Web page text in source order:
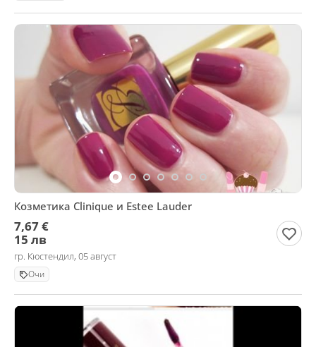
Козметика Clinique и Estee Lauder
7,67 €
15 лв
гр. Кюстендил, 05 август
Очи